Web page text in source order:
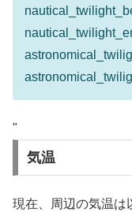
"
気温
現在、周辺の気温は